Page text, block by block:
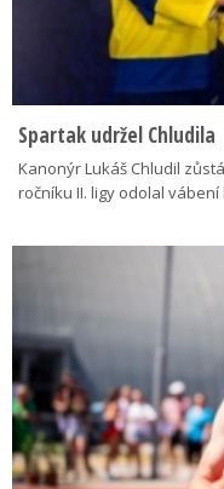
Spartak udržel Chludila
Kanonýr Lukáš Chludil
ročníku II. ligy odolal